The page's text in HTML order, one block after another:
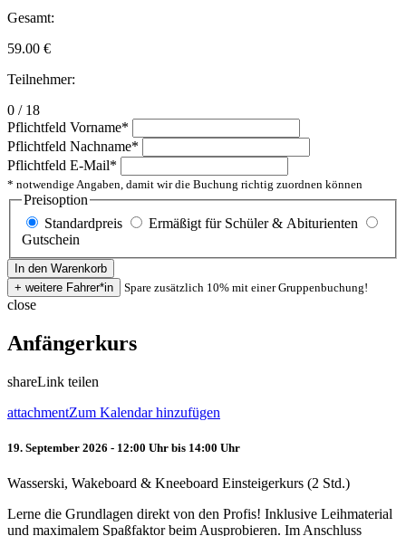
Gesamt:
59.00 €
Teilnehmer:
0 / 18
Pflichtfeld Vorname*
Pflichtfeld Nachname*
Pflichtfeld E-Mail*
* notwendige Angaben, damit wir die Buchung richtig zuordnen können
Preisoption
Standardpreis
Ermäßigt für Schüler & Abiturienten
Gutschein
Spare zusätzlich 10% mit einer Gruppenbuchung!
close
Anfängerkurs
shareLink teilen
attachmentZum Kalendar hinzufügen
19. September 2026 - 12:00 Uhr bis 14:00 Uhr
Wasserski, Wakeboard & Kneeboard Einsteigerkurs (2 Std.)
Lerne die Grundlagen direkt von den Profis! Inklusive Leihmaterial
und maximalem Spaßfaktor beim Ausprobieren. Im Anschluss